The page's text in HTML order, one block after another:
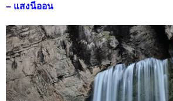
– แสงนีออน